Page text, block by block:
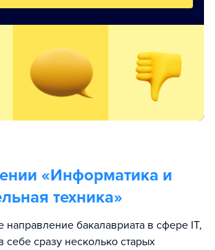
«Информатика и
техника»
бакалавриата в сфере IT,
сразу несколько старых